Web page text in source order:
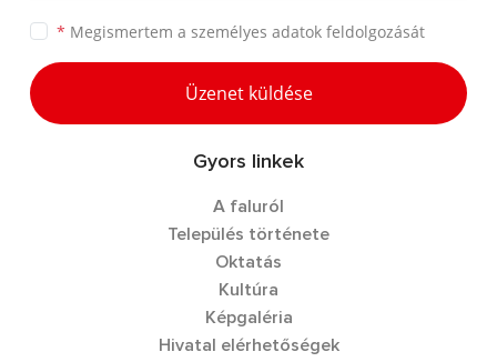
* Megismertem a személyes adatok feldolgozását
Üzenet küldése
Gyors linkek
A faluról
Település története
Oktatás
Kultúra
Képgaléria
Hivatal elérhetőségek